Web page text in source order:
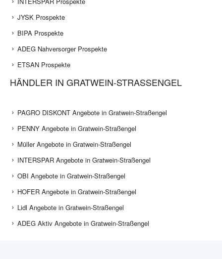
JYSK Prospekte
BIPA Prospekte
ADEG Nahversorger Prospekte
ETSAN Prospekte
HÄNDLER IN GRATWEIN-STRASSENGEL
PAGRO DISKONT Angebote in Gratwein-Straßengel
PENNY Angebote in Gratwein-Straßengel
Müller Angebote in Gratwein-Straßengel
INTERSPAR Angebote in Gratwein-Straßengel
OBI Angebote in Gratwein-Straßengel
HOFER Angebote in Gratwein-Straßengel
Lidl Angebote in Gratwein-Straßengel
ADEG Aktiv Angebote in Gratwein-Straßengel